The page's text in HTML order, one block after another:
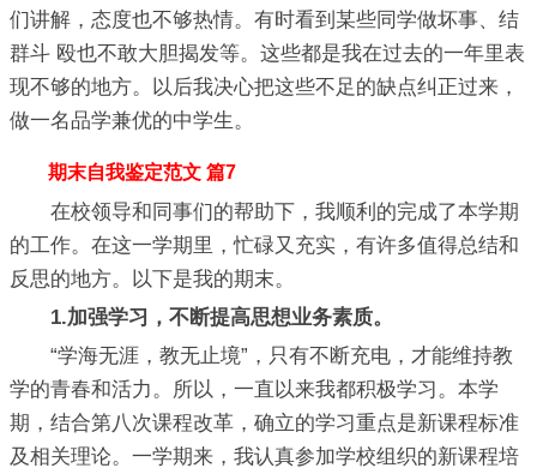
们讲解，态度也不够热情。有时看到某些同学做坏事、结
群斗 殴也不敢大胆揭发等。这些都是我在过去的一年里表
现不够的地方。以后我决心把这些不足的缺点纠正过来，
做一名品学兼优的中学生。
期末自我鉴定范文 篇7
在校领导和同事们的帮助下，我顺利的完成了本学期
的工作。在这一学期里，忙碌又充实，有许多值得总结和
反思的地方。以下是我的期末。
1.加强学习，不断提高思想业务素质。
“学海无涯，教无止境”，只有不断充电，才能维持教
学的青春和活力。所以，一直以来我都积极学习。本学
期，结合第八次课程改革，确立的学习重点是新课程标准
及相关理论。一学期来，我认真参加学校组织的新课程培